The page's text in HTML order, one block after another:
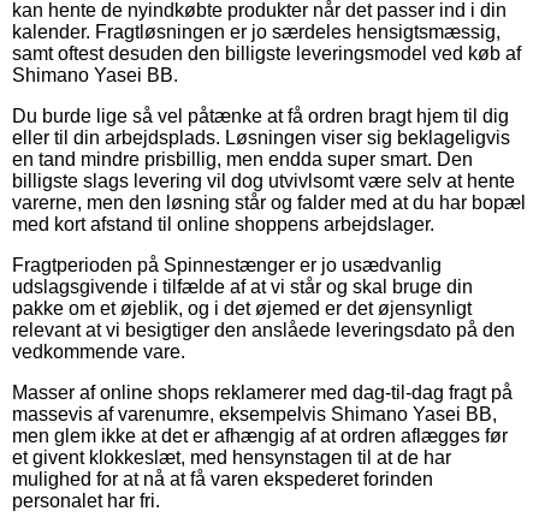
kan hente de nyindkøbte produkter når det passer ind i din
kalender. Fragtløsningen er jo særdeles hensigtsmæssig,
samt oftest desuden den billigste leveringsmodel ved køb af
Shimano Yasei BB.
Du burde lige så vel påtænke at få ordren bragt hjem til dig
eller til din arbejdsplads. Løsningen viser sig beklageligvis
en tand mindre prisbillig, men endda super smart. Den
billigste slags levering vil dog utvivlsomt være selv at hente
varerne, men den løsning står og falder med at du har bopæl
med kort afstand til online shoppens arbejdslager.
Fragtperioden på Spinnestænger er jo usædvanlig
udslagsgivende i tilfælde af at vi står og skal bruge din
pakke om et øjeblik, og i det øjemed er det øjensynligt
relevant at vi besigtiger den anslåede leveringsdato på den
vedkommende vare.
Masser af online shops reklamerer med dag-til-dag fragt på
massevis af varenumre, eksempelvis Shimano Yasei BB,
men glem ikke at det er afhængig af at ordren aflægges før
et givent klokkeslæt, med hensynstagen til at de har
mulighed for at nå at få varen ekspederet forinden
personalet har fri.